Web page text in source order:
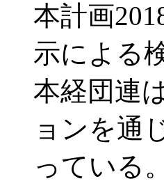
本計画
示による
本経団連
ョンを通
っている。